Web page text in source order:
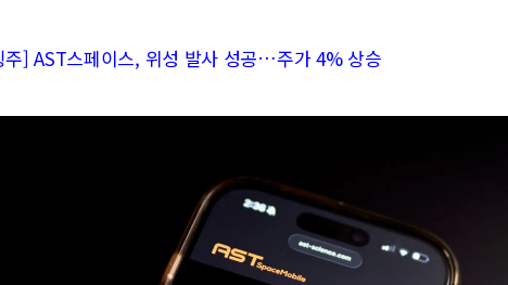
주] AST스페이스, 위성 발사 성공…주가 4% 상승